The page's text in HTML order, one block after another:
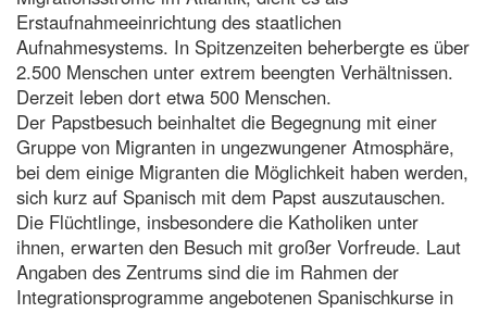
Erstaufnahmeeinrichtung des staatlichen
Aufnahmesystems. In Spitzenzeiten beherbergte es über
2.500 Menschen unter extrem beengten Verhältnissen.
Derzeit leben dort etwa 500 Menschen.
Der Papstbesuch beinhaltet die Begegnung mit einer
Gruppe von Migranten in ungezwungener Atmosphäre,
bei dem einige Migranten die Möglichkeit haben werden,
sich kurz auf Spanisch mit dem Papst auszutauschen.
Die Flüchtlinge, insbesondere die Katholiken unter
ihnen, erwarten den Besuch mit großer Vorfreude. Laut
Angaben des Zentrums sind die im Rahmen der
Integrationsprogramme angebotenen Spanischkurse in